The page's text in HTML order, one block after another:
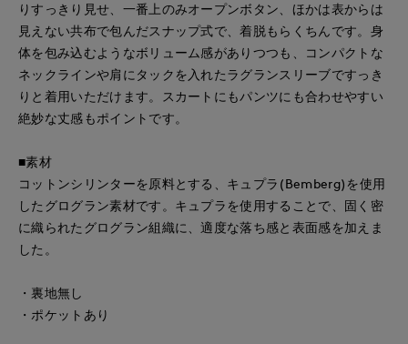
りすっきり見せ、一番上のみオープンボタン、ほかは表からは
見えない共布で包んだスナップ式で、着脱もらくちんです。身
体を包み込むようなボリューム感がありつつも、コンパクトな
ネックラインや肩にタックを入れたラグランスリーブですっき
りと着用いただけます。スカートにもパンツにも合わせやすい
絶妙な丈感もポイントです。
■素材
コットンシリンターを原料とする、キュプラ(Bemberg)を使用
したグログラン素材です。キュプラを使用することで、固く密
に織られたグログラン組織に、適度な落ち感と表面感を加えま
した。
・裏地無し
・ポケットあり